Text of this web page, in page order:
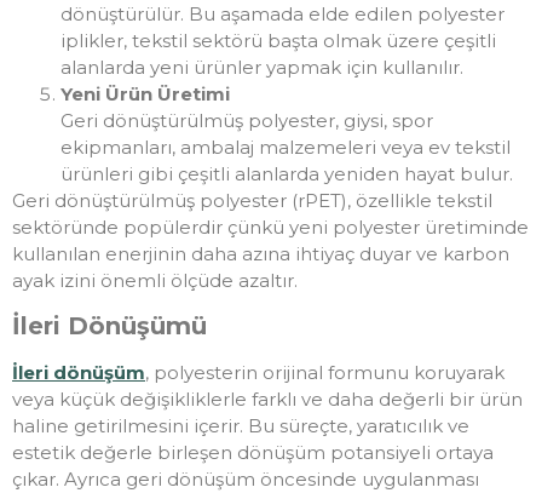
dönüştürülür. Bu aşamada elde edilen polyester
iplikler, tekstil sektörü başta olmak üzere çeşitli
alanlarda yeni ürünler yapmak için kullanılır.
Yeni Ürün Üretimi
Geri dönüştürülmüş polyester, giysi, spor
ekipmanları, ambalaj malzemeleri veya ev tekstil
ürünleri gibi çeşitli alanlarda yeniden hayat bulur.
Geri dönüştürülmüş polyester (rPET), özellikle tekstil
sektöründe popülerdir çünkü yeni polyester üretiminde
kullanılan enerjinin daha azına ihtiyaç duyar ve karbon
ayak izini önemli ölçüde azaltır.
İleri Dönüşümü
İleri dönüşüm, polyesterin orijinal formunu koruyarak
veya küçük değişikliklerle farklı ve daha değerli bir ürün
haline getirilmesini içerir. Bu süreçte, yaratıcılık ve
estetik değerle birleşen dönüşüm potansiyeli ortaya
çıkar. Ayrıca geri dönüşüm öncesinde uygulanması